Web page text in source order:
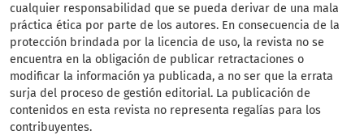
cualquier responsabilidad que se pueda derivar de una mala
práctica ética por parte de los autores. En consecuencia de la
protección brindada por la licencia de uso, la revista no se
encuentra en la obligación de publicar retractaciones o
modificar la información ya publicada, a no ser que la errata
surja del proceso de gestión editorial. La publicación de
contenidos en esta revista no representa regalías para los
contribuyentes.